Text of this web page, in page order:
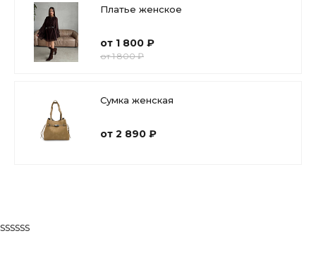
Платье женское
от 1 800 ₽
от 1 800 ₽
Сумка женская
от 2 890 ₽
ssssss